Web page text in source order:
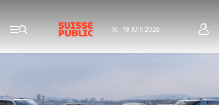
16 - 19 JUIN 2026